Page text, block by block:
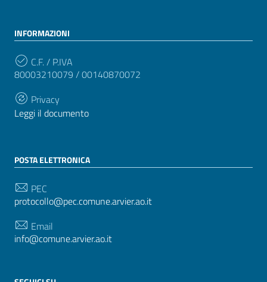
INFORMAZIONI
C.F. / P.IVA
80003210079 / 00140870072
Privacy
Leggi il documento
POSTA ELETTRONICA
PEC
protocollo@pec.comune.arvier.ao.it
Email
info@comune.arvier.ao.it